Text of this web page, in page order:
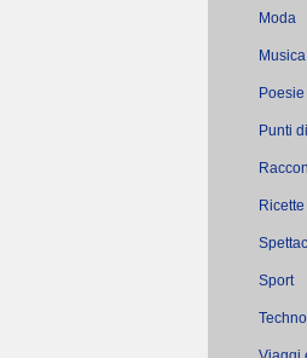
Moda
Musica
Poesie
Punti
Ricette
Sport